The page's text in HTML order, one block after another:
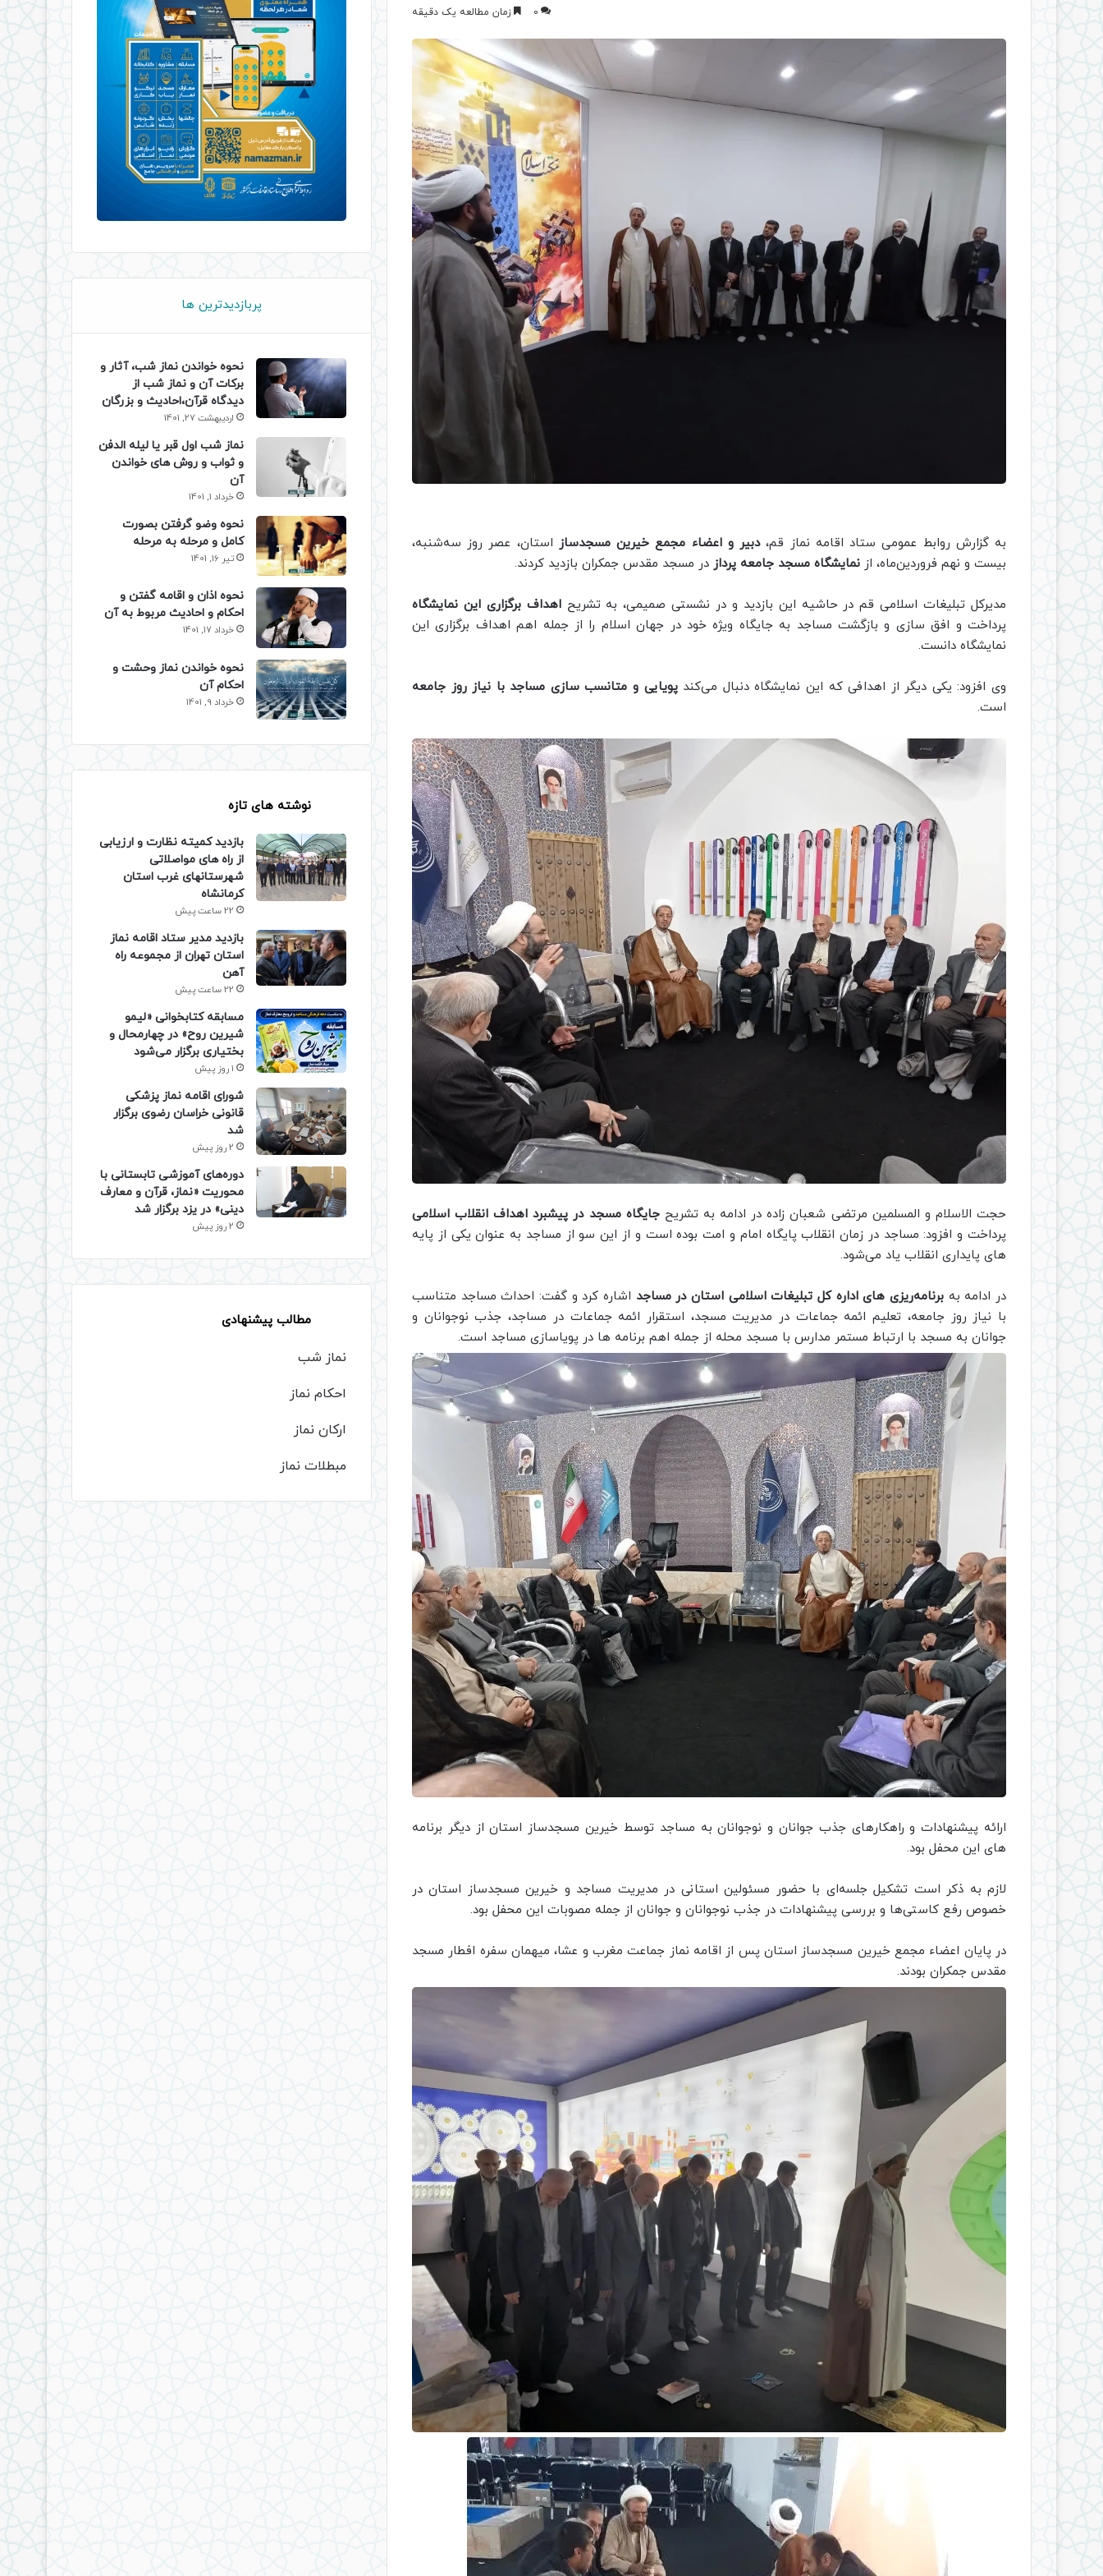
0 زمان مطالعه یک دقیقه
به گزارش روابط عمومی ستاد اقامه نماز قم،دبیر و اعضاء مجمع خیرین مسجدساز استان، عصر روز سه‌شنبه،
بیست و نهم فروردین‌ماه، از نمایشگاه مسجد جامعه پرداز در مسجد مقدس جمکران بازدید کردند.
مدیرکل تبلیغات اسلامی قم در حاشیه این بازدید و در نشستی صمیمی، به تشریحاهداف برگزاری این نمایشگاه
پرداخت و افق سازی و بازگشت مساجد به جایگاه ویژه خود در جهان اسلام را از جمله اهم اهداف برگزاری این
نمایشگاه دانست.
وی افزود: یکی دیگر از اهدافی که این نمایشگاه دنبال می‌کند پویایی و متانسب سازی مساجد با نیاز روز جامعه
است.
حجت الاسلام و المسلمین مرتضی شعبان زاده در ادامه به تشریحجایگاه مسجد در پیشبرد اهداف انقلاب اسلامی
پرداخت و افزود: مساجد در زمان انقلاب پایگاه امام و امت بوده است و از این سو از مساجد به عنوان یکی از پایه
های پایداری انقلاب یاد می‌شود.
در ادامه به برنامه‌ریزی های اداره کل تبلیغات اسلامی استان در مساجد اشاره کرد و گفت: احداث مساجد متناسب
با نیاز روز جامعه، تعلیم ائمه جماعات در مدیریت مسجد، استقرار ائمه جماعات در مساجد، جذب نوجوانان و
جوانان به مسجد با ارتباط مستمر مدارس با مسجد محله از جمله اهم برنامه ها در پویاسازی مساجد است.
ارائه پیشنهادات و راهکارهای جذب جوانان و نوجوانان به مساجد توسط خیرین مسجدساز استان از دیگر برنامه
های این محفل بود.
لازم به ذکر است تشکیل جلسه‌ای با حضور مسئولین استانی در مدیریت مساجد و خیرین مسجدساز استان در
خصوص رفع کاستی‌ها و بررسی پیشنهادات در جذب نوجوانان و جوانان از جمله مصوبات این محفل بود.
در پایان اعضاء مجمع خیرین مسجدساز استان پس از اقامه نماز جماعت مغرب و عشا، میهمان سفره افطار مسجد
مقدس جمکران بودند.
پربازدیدترین ها
نحوه خواندن نماز شب، آثار و
برکات آن و نماز شب از
دیدگاه قرآن،احادیث و بزرگان
اردیبهشت 27, 1401
نماز شب اول قبر یا لیله الدفن
و ثواب و روش های خواندن
آن
خرداد 1, 1401
نحوه وضو گرفتن بصورت
کامل و مرحله به مرحله
تیر 16, 1401
نحوه اذان و اقامه گفتن و
احکام و احادیث مربوط به آن
خرداد 17, 1401
نحوه خواندن نماز وحشت و
احکام آن
خرداد 9, 1401
نوشته های تازه
بازدید کمیته نظارت و ارزیابی
از راه های مواصلاتی
شهرستانهای غرب استان
کرمانشاه
22 ساعت پیش
بازدید مدیر ستاد اقامه نماز
استان تهران از مجموعه راه
آهن
22 ساعت پیش
مسابقه کتابخوانی «لیمو
شیرین روح» در چهارمحال و
بختیاری برگزار می‌شود
1 روز پیش
شورای اقامه نماز پزشکی
قانونی خراسان رضوی برگزار
شد
2 روز پیش
دوره‌های آموزشی تابستانی با
محوریت «نماز، قرآن و معارف
دینی» در یزد برگزار شد
2 روز پیش
مطالب پیشنهادی
نماز شب
احکام نماز
ارکان نماز
مبطلات نماز